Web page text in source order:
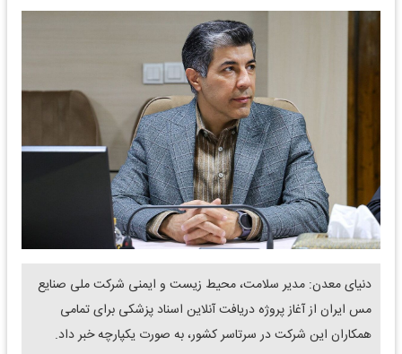
دنیای معدن: مدیر سلامت، محیط زیست و ایمنی شرکت ملی صنایع
مس ایران از آغاز پروژه دریافت آنلاین اسناد پزشکی برای تمامی
همکاران این شرکت در سرتاسر کشور، به صورت یکپارچه خبر داد.